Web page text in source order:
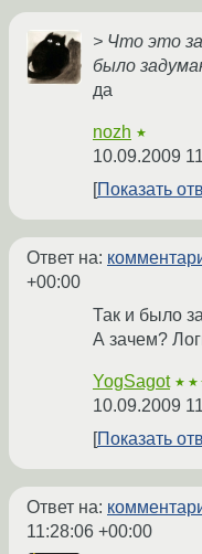
> Что это
было
да
nozh ★
10.09.2009
Показать
Ответ на:
+00:00
Так и было
А зачем?
YogSagot
10.09.2009
Показать
Ответ на:
11:28:06 +00:00